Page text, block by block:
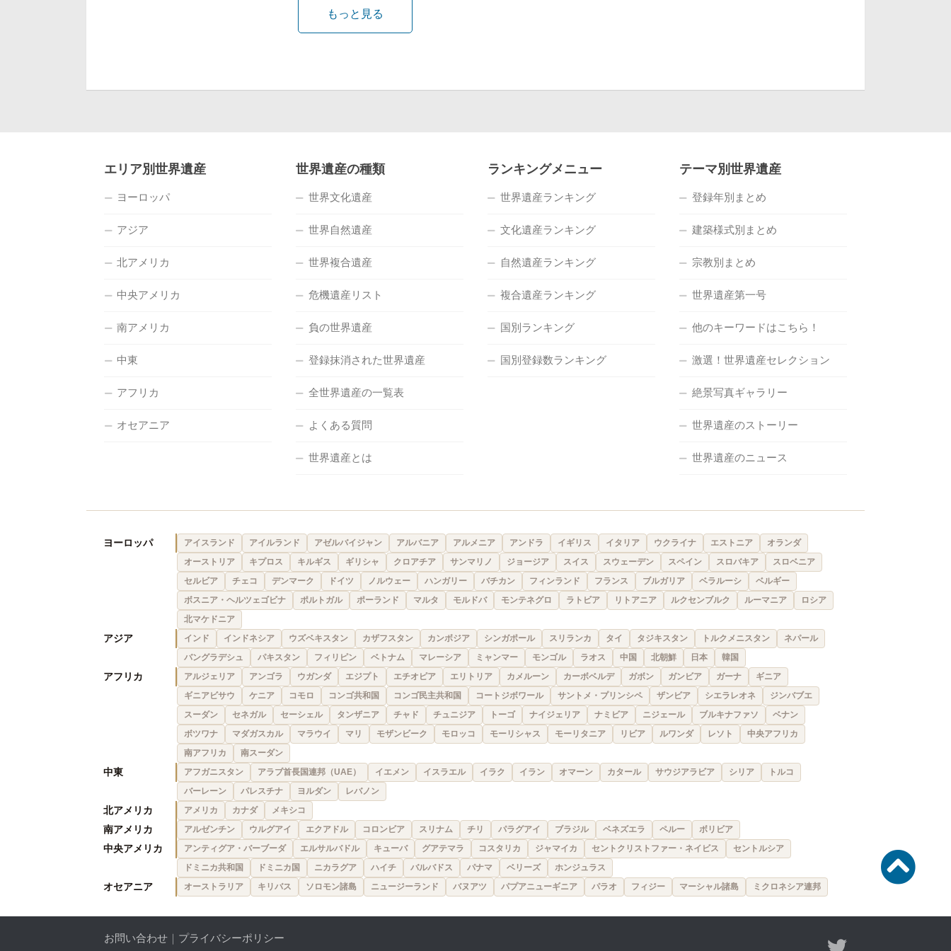
もっと見る
エリア別世界遺産
ヨーロッパ
アジア
北アメリカ
中央アメリカ
南アメリカ
中東
アフリカ
オセアニア
世界遺産の種類
世界文化遺産
世界自然遺産
世界複合遺産
危機遺産リスト
負の世界遺産
登録抹消された世界遺産
全世界遺産の一覧表
よくある質問
世界遺産とは
ランキングメニュー
世界遺産ランキング
文化遺産ランキング
自然遺産ランキング
複合遺産ランキング
国別ランキング
国別登録数ランキング
テーマ別世界遺産
登録年別まとめ
建築様式別まとめ
宗教別まとめ
世界遺産第一号
他のキーワードはこちら！
激選！世界遺産セレクション
絶景写真ギャラリー
世界遺産のストーリー
世界遺産のニュース
ヨーロッパ アイスランド アイルランド アゼルバイジャン アルバニア アルメニア アンドラ イギリス イタリア ウクライナ エストニア
オランダ
オーストリア
キプロス キルギス ギリシャ クロアチア サンマリノ ジョージア スイス スウェーデン スペイン スロバキア
スロベニア
セルビア
チェコ デンマーク ドイツ ノルウェー ハンガリー バチカン フィンランド フランス ブルガリア ベラルーシ
ベルギー
ボスニア・ヘルツェゴビナ
ポルトガル ポーランド マルタ モルドバ モンテネグロ ラトビア リトアニア ルクセンブルク ルーマニア
ロシア
北マケドニア
アジア インド インドネシア ウズベキスタン カザフスタン カンボジア シンガポール スリランカ タイ タジキスタン トルクメニスタン
ネパール
バングラデシュ
パキスタン フィリピン ベトナム マレーシア ミャンマー モンゴル ラオス 中国 北朝鮮 日本 韓国
アフリカ アルジェリア アンゴラ ウガンダ エジプト エチオピア エリトリア カメルーン カーボベルデ ガボン ガンビア ガーナ
ギニア
ギニアビサウ
ケニア コモロ コンゴ共和国 コンゴ民主共和国 コートジボワール サントメ・プリンシペ ザンビア シエラレオネ
ジンバブエ
スーダン
セネガル セーシェル タンザニア チャド チュニジア トーゴ ナイジェリア ナミビア ニジェール ブルキナファソ
ベナン
ボツワナ
マダガスカル マラウイ マリ モザンビーク モロッコ モーリシャス モーリタニア リビア ルワンダ レソト
中央アフリカ
南アフリカ
南スーダン
中東 アフガニスタン アラブ首長国連邦（UAE） イエメン イスラエル イラク イラン オマーン カタール サウジアラビア シリア
トルコ
バーレーン
パレスチナ ヨルダン レバノン
北アメリカ アメリカ カナダ メキシコ
南アメリカ アルゼンチン ウルグアイ エクアドル コロンビア スリナム チリ パラグアイ ブラジル ベネズエラ ペルー ボリビア
中央アメリカ アンティグア・バーブーダ エルサルバドル キューバ グアテマラ コスタリカ ジャマイカ セントクリストファー・ネイビス
セントルシア
ドミニカ共和国
ドミニカ国 ニカラグア ハイチ バルバドス パナマ ベリーズ ホンジュラス
オセアニア オーストラリア キリバス ソロモン諸島 ニュージーランド バヌアツ パプアニューギニア パラオ フィジー マーシャル諸島 ミクロネシア連邦
お問い合わせ ｜ プライバシーポリシー